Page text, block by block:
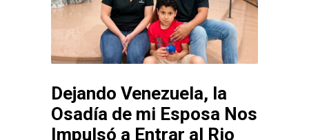
Dejando Venezuela, la
Osadía de mi Esposa Nos
Impulsó a Entrar al Rio